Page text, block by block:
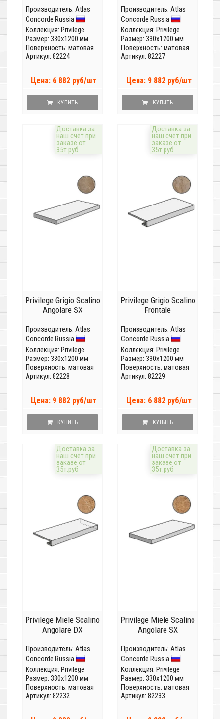
Производитель: Atlas
Concorde Russia
Коллекция: Privilege
Размер: 330x1200 мм
Поверхность: матовая
Артикул: 82224
Цена: 6 882 руб/шт
КУПИТЬ
Производитель: Atlas
Concorde Russia
Коллекция: Privilege
Размер: 330x1200 мм
Поверхность: матовая
Артикул: 82227
Цена: 9 882 руб/шт
КУПИТЬ
Доставка за
наш счёт при
заказе от
35т.руб
Privilege Grigio Scalino
Angolare SX
Производитель: Atlas
Concorde Russia
Коллекция: Privilege
Размер: 330x1200 мм
Поверхность: матовая
Артикул: 82228
Цена: 9 882 руб/шт
КУПИТЬ
Доставка за
наш счёт при
заказе от
35т.руб
Privilege Grigio Scalino
Frontale
Производитель: Atlas
Concorde Russia
Коллекция: Privilege
Размер: 330x1200 мм
Поверхность: матовая
Артикул: 82229
Цена: 6 882 руб/шт
КУПИТЬ
Доставка за
наш счёт при
заказе от
35т.руб
Privilege Miele Scalino
Angolare DX
Производитель: Atlas
Concorde Russia
Коллекция: Privilege
Размер: 330x1200 мм
Поверхность: матовая
Артикул: 82232
Доставка за
наш счёт при
заказе от
35т.руб
Privilege Miele Scalino
Angolare SX
Производитель: Atlas
Concorde Russia
Коллекция: Privilege
Размер: 330x1200 мм
Поверхность: матовая
Артикул: 82233